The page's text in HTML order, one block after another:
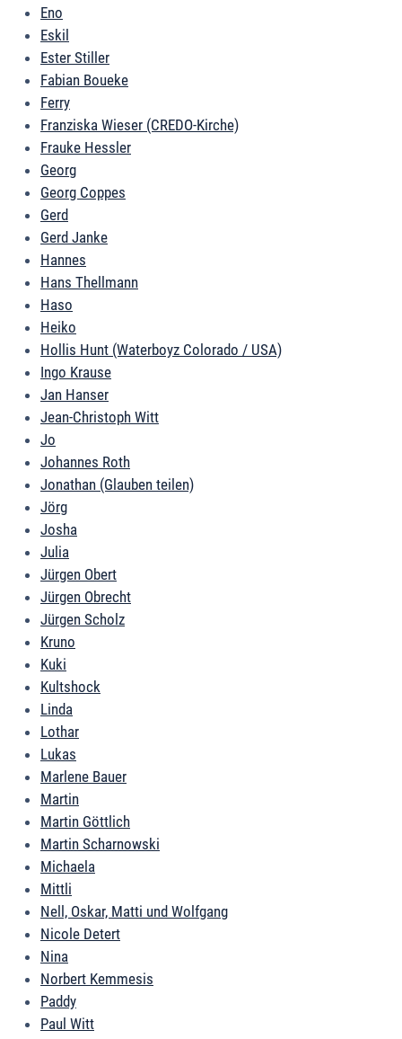
Eno
Eskil
Ester Stiller
Fabian Boueke
Ferry
Franziska Wieser (CREDO-Kirche)
Frauke Hessler
Georg
Georg Coppes
Gerd
Gerd Janke
Hannes
Hans Thellmann
Haso
Heiko
Hollis Hunt (Waterboyz Colorado / USA)
Ingo Krause
Jan Hanser
Jean-Christoph Witt
Jo
Johannes Roth
Jonathan (Glauben teilen)
Jörg
Josha
Julia
Jürgen Obert
Jürgen Obrecht
Jürgen Scholz
Kruno
Kuki
Kultshock
Linda
Lothar
Lukas
Marlene Bauer
Martin
Martin Göttlich
Martin Scharnowski
Michaela
Mittli
Nell, Oskar, Matti und Wolfgang
Nicole Detert
Nina
Norbert Kemmesis
Paddy
Paul Witt